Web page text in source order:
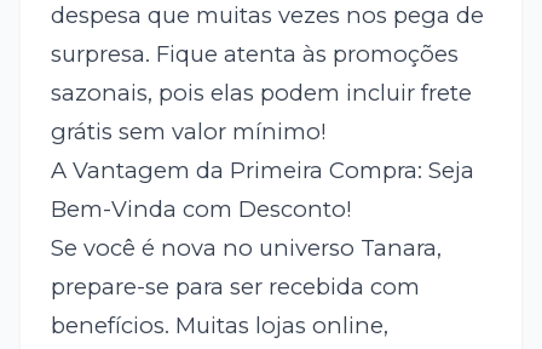
despesa que muitas vezes nos pega de
surpresa. Fique atenta às promoções
sazonais, pois elas podem incluir frete
grátis sem valor mínimo!
A Vantagem da Primeira Compra: Seja
Bem-Vinda com Desconto!
Se você é nova no universo Tanara,
prepare-se para ser recebida com
benefícios. Muitas lojas online,